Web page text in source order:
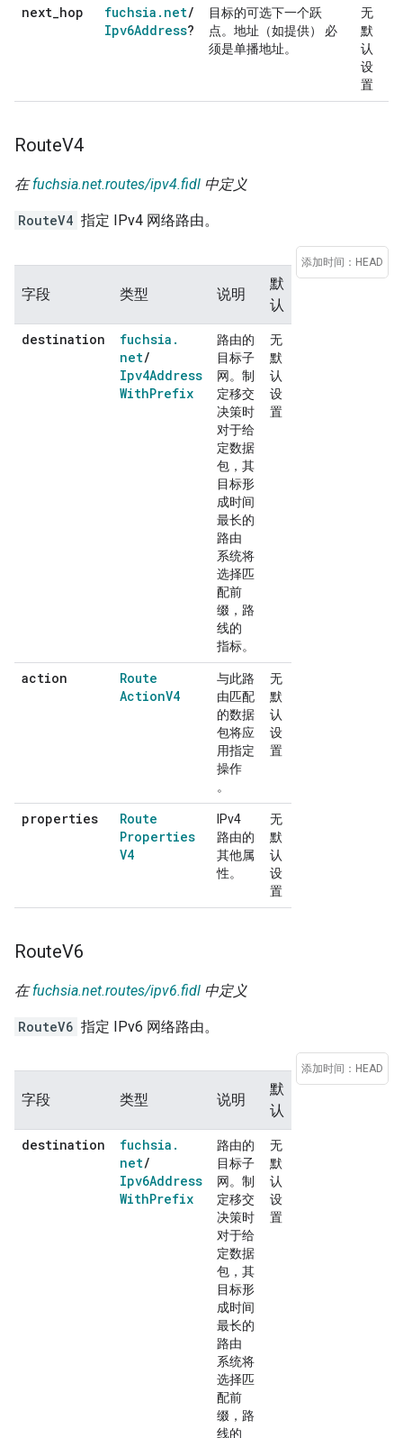
next hop fuchsia . net/
Ipv6Address?
目标的可选下一个跃
点。地址（如提供） 必
须是单播地址。
无
默
认
设
置
RouteV4
在fuchsia.net.routes/ipv4.fidl 中定义
RouteV4 指定 IPv4 网络路由。
添加时间：HEAD
字段 类型 说明
默
认
destination
fuchsia .
net/
Ipv4Address
WithPrefix
路由的
目标子
网。制
定移交
决策时
对于给
定数据
包，其
目标形
成时间
最长的
路由
系统将
选择匹
配前
缀，路
线的
指标。
无
默
认
设
置
action
Route
ActionV4
与此路
由匹配
的数据
包将应
用指定
操作
。
无
默
认
设
置
properties
Route
Properties
V4
IPv4
路由的
其他属
性。
无
默
认
设
置
RouteV6
在fuchsia.net.routes/ipv6.fidl 中定义
RouteV6 指定 IPv6 网络路由。
添加时间：HEAD
字段 类型 说明
默
认
destination
fuchsia .
net/
Ipv6Address
WithPrefix
路由的
目标子
网。制
定移交
决策时
对于给
定数据
包，其
目标形
成时间
最长的
路由
系统将
选择匹
配前
缀，路
线的
无
默
认
设
置